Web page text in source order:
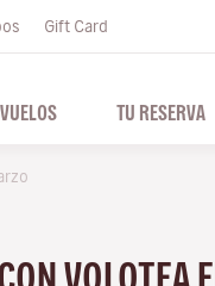
Gift Card
VUELOS TU RESERVA
VOLOTEA